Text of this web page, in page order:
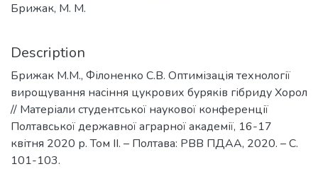
Брижак, М. М.
Description
Брижак М.М., Філоненко С.В. Оптимізація технології
вирощування насіння цукрових буряків гібриду Хорол
// Матеріали студентської наукової конференції
Полтавської державної аграрної академії, 16-17
квітня 2020 р. Том ІІ. – Полтава: РВВ ПДАА, 2020. – С.
101-103.